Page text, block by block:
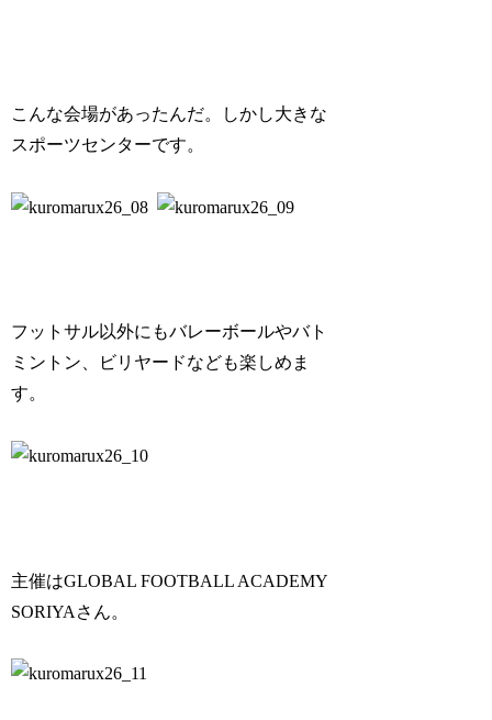
こんな会場があったんだ。しかし大きな
スポーツセンターです。
フットサル以外にもバレーボールやバト
ミントン、ビリヤードなども楽しめま
す。
主催はGLOBAL FOOTBALL ACADEMY
SORIYAさん。